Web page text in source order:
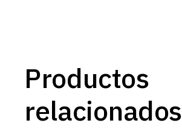
Productos
relacionados